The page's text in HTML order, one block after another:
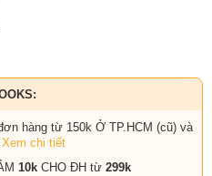
hàng từ 150k Ở TP.HCM (cũ) và
Xem chi tiết
10k CHO ĐH từ 299k